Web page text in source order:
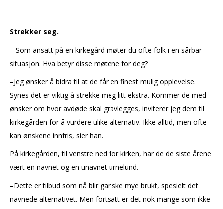
Strekker seg.
–Som ansatt på en kirkegård møter du ofte folk i en sårbar
situasjon. Hva betyr disse møtene for deg?
–Jeg ønsker å bidra til at de får en finest mulig opplevelse.
Synes det er viktig å strekke meg litt ekstra. Kommer de med
ønsker om hvor avdøde skal gravlegges, inviterer jeg dem til
kirkegården for å vurdere ulike alternativ. Ikke alltid, men ofte
kan ønskene innfris, sier han.
På kirkegården, til venstre ned for kirken, har de de siste årene
vært en navnet og en unavnet urnelund.
–Dette er tilbud som nå blir ganske mye brukt, spesielt det
navnede alternativet. Men fortsatt er det nok mange som ikke